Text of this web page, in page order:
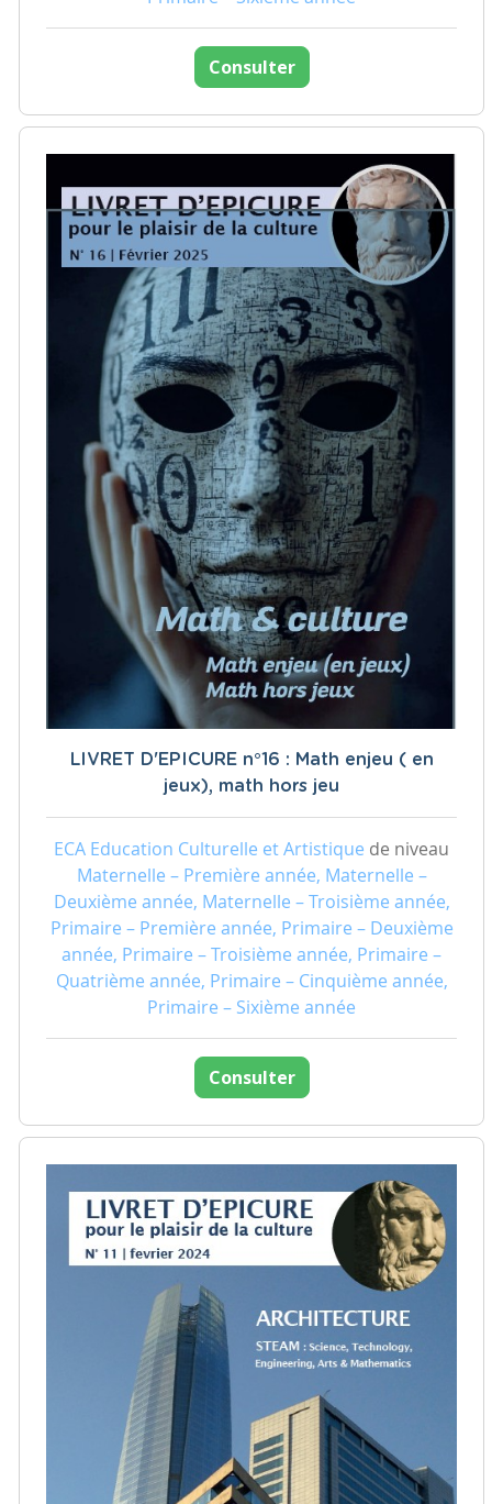
Consulter
LIVRET D'EPICURE n°16 : Math enjeu ( en
jeux), math hors jeu
ECA Education Culturelle et Artistique de niveau
Maternelle – Première année, Maternelle –
Deuxième année, Maternelle – Troisième année,
Primaire – Première année, Primaire – Deuxième
année, Primaire – Troisième année, Primaire –
Quatrième année, Primaire – Cinquième année,
Primaire – Sixième année
Consulter